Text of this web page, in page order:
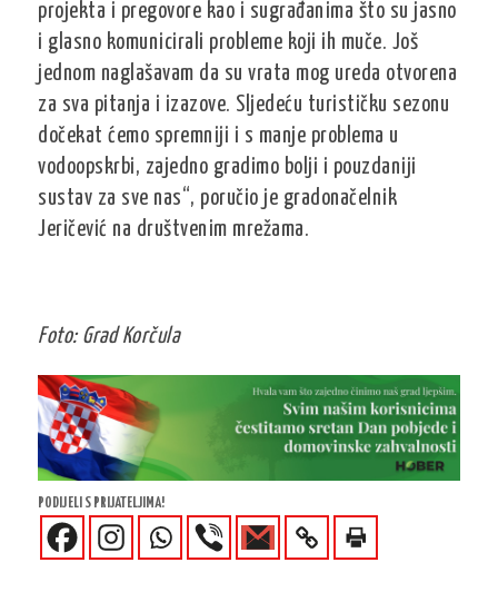
projekta i pregovore kao i sugrađanima što su jasno
i glasno komunicirali probleme koji ih muče. Još
jednom naglašavam da su vrata mog ureda otvorena
za sva pitanja i izazove. Sljedeću turističku sezonu
dočekat ćemo spremniji i s manje problema u
vodoopskrbi, zajedno gradimo bolji i pouzdaniji
sustav za sve nas“, poručio je gradonačelnik
Jeričević na društvenim mrežama.
Foto: Grad Korčula
PODIJELI S PRIJATELJIMA!